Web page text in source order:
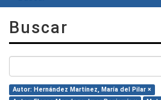
Buscar
Autor: Hernández Martínez, María del Pilar ×